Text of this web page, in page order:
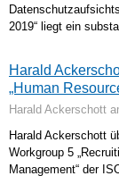
2019“ liegt ein
Harald
„Human
Harald Ackerschott
Harald Ackerschott
Workgroup 5
Management“ der